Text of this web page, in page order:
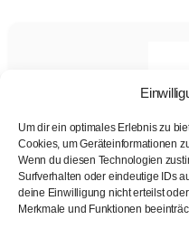
Um dir ein optimales Erlebnis zu
Cookies, um Geräteinformationen
Wenn du diesen Technologien
Surfverhalten oder eindeutige IDs
deine Einwilligung nicht erteilst
Merkmale und Funktionen
CNC-
HAWE Hydraulik
CNC-